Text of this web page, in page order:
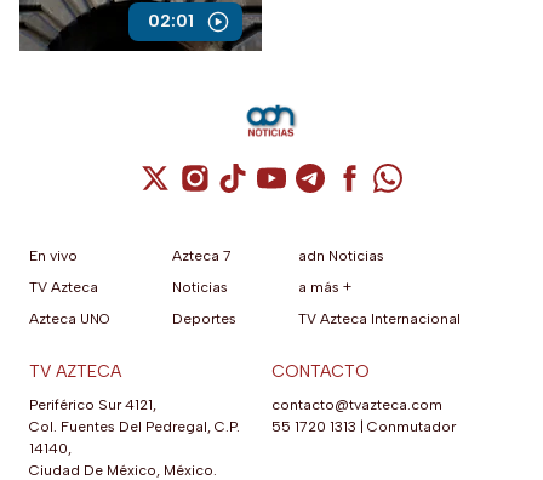
02:01
Cuenta de X / Twitter (se abre en una
Cuenta de Instagram (se abre en una
Cuenta de TikTok (se abre en
Cuenta de YouTube (se abre
Cuenta de Telegram (se
Cuenta de
Cuenta de
En vivo
TV Azteca
Azteca UNO
Azteca 7
Noticias
Deportes
adn Noticias
a más +
TV Azteca Internacional
TV AZTECA
Periférico Sur 4121,
Col. Fuentes Del Pedregal, C.P.
14140,
Ciudad De México, México.
CONTACTO
contacto@tvazteca.com
55 1720 1313
Conmutador